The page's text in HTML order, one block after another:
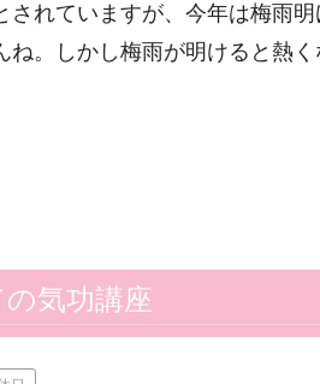
されていますが、今年は梅雨
ね。しかし梅雨が明けると熱
の気功講座